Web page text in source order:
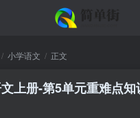
小学语文 正文
上册-第5单元重难点